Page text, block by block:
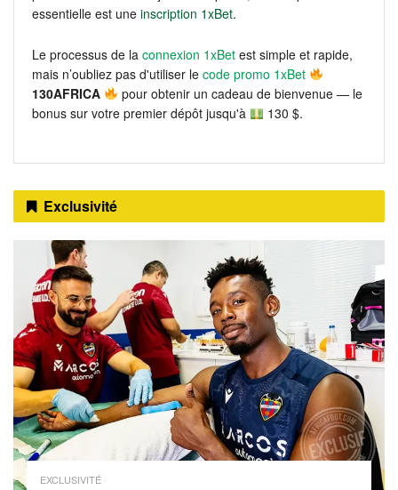
essentielle est une inscription 1xBet.
Le processus de la connexion 1xBet est simple et rapide,
mais n’oubliez pas d'utiliser le code promo 1xBet
130AFRICA
pour obtenir un cadeau de bienvenue — le
bonus sur votre premier dépôt jusqu'à
130 $.
Exclusivité
EXCLUSIVITÉ